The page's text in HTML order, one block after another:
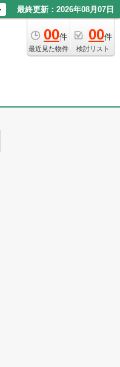
最終更新：2026年08月07日
00件
最近見た物件
00件
検討リスト